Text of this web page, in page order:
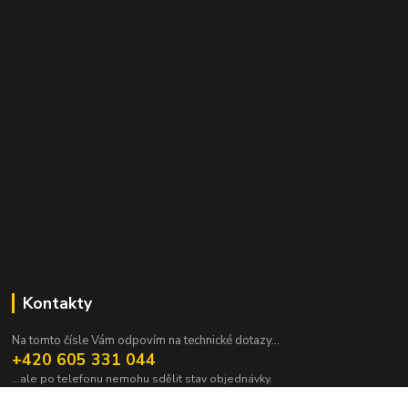
Kontakty
Na tomto čísle Vám odpovím na technické dotazy...
+420 605 331 044
...ale po telefonu nemohu sdělit stav objednávky.